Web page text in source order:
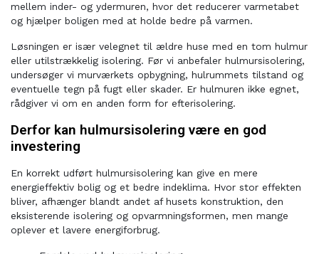
mellem inder- og ydermuren, hvor det reducerer varmetabet
og hjælper boligen med at holde bedre på varmen.
Løsningen er især velegnet til ældre huse med en tom hulmur
eller utilstrækkelig isolering. Før vi anbefaler hulmursisolering,
undersøger vi murværkets opbygning, hulrummets tilstand og
eventuelle tegn på fugt eller skader. Er hulmuren ikke egnet,
rådgiver vi om en anden form for efterisolering.
Derfor kan hulmursisolering være en god
investering
En korrekt udført hulmursisolering kan give en mere
energieffektiv bolig og et bedre indeklima. Hvor stor effekten
bliver, afhænger blandt andet af husets konstruktion, den
eksisterende isolering og opvarmningsformen, men mange
oplever et lavere energiforbrug.